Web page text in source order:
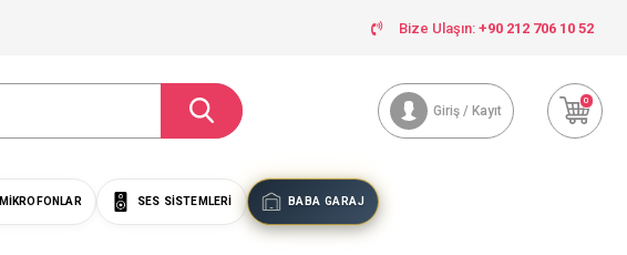
Bize Ulaşın: +90 212 706 10 52
Giriş / Kayıt
0
MIKROFONLAR SES SISTEMLERI BABA GARAJ